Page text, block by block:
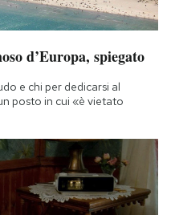
d’Europa, spiegato
e chi per dedicarsi al
posto in cui «è vietato